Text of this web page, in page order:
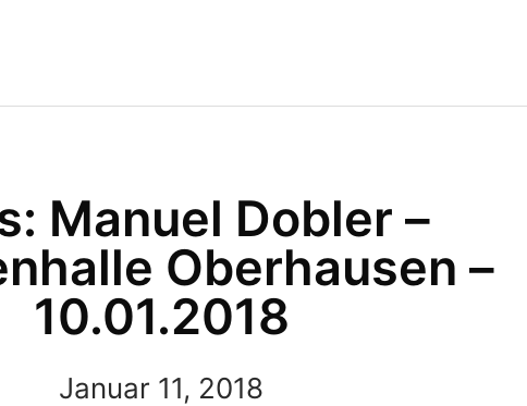
Manuel Dobler –
Oberhausen –
10.01.2018
Januar 11, 2018